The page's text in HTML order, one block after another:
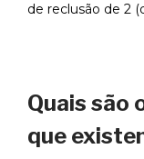
de reclusão de 2
Quais são
que